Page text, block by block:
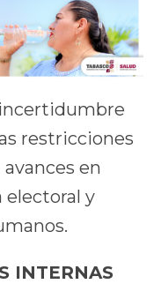
restricciones
en
electoral y
INTERNAS